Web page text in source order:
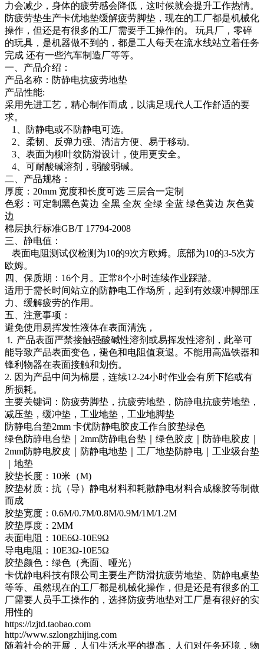
力会减少，身体的疲劳感会降低，这时候就会提升工作热情。
防疲劳垫生产卡优地垫缓解疲劳脚垫，现在的工厂都是机械化
操作，但还是有很多的工厂需要手工操作的。 玩具厂，零碎
的玩具，是机器做不到的，都是工人每天在流水线站立着任务
完成 还有一些汽车制造厂等等。
一、产品介绍：
产品名称：防静电抗疲劳地垫
产品性能:
采用先进工艺，精心制作而成，以满足现代人工作舒适的要
求。
1、防静电或不防静电可选。
2、柔韧、反弹力强、清洁方便、易于移动。
3、表面为柳叶纹防滑设计，使用更安全。
4、可耐酸碱溶剂，弱酸弱碱。
二、产品规格：
厚度：20mm 宽度和长度可选 三层合一定制
色彩：可定制黑色黄边 全黑 全灰 全绿 全蓝 绿色黄边 灰色黄
边
棉层执行标准GB/T 17794-2008
三、静电值：
表面电阻测试仪检测为10的9次方欧姆。底部为10的3-5次方
欧姆。
四、保质期：16个月。正常8个小时连续作业踩踏。
适用于需长时间站立的防静电工作场所，起到有效缓冲脚部压
力、缓解疲劳的作用。
五、注意事项：
避免使用易挥发性液体在表面清洗，
⒈ 产品表面严禁接触强酸碱性溶剂或易挥发性溶剂，此举可
能导致产品表面变色，褪色和电阻值衰退。不能用高温铁器和
锋利物器在表面接触和划伤。
2. 因为产品中间为棉层，连续12-24小时作业会有所下陷或有
所损耗。
主要关键词：防疲劳脚垫，抗疲劳地垫，防静电抗疲劳地垫，
减压垫，缓冲垫，工业地垫，工业地脚垫
防静电台垫2mm 卡优防静电胶皮工作台胶垫绿色
绿色防静电台垫｜2mm防静电台垫｜绿色胶皮｜防静电胶皮｜
2mm防静电胶皮｜防静电地垫｜工厂地垫防静电｜工业级台垫
｜地垫
胶垫长度：10米（M)
胶垫材质：抗（导）静电材料和耗散静电材料合成橡胶等制做
而成
胶垫宽度：0.6M/0.7M/0.8M/0.9M/1M/1.2M
胶垫厚度：2MM
表面电阻：10E6Ω-10E9Ω
导电电阻：10E3Ω-10E5Ω
胶垫颜色：绿色（亮面、哑光）
卡优静电科技有限公司主要生产防滑抗疲劳地垫、防静电桌垫
等等、虽然现在的工厂都是机械化操作，但是还是有很多的工
厂需要人员手工操作的，选择防疲劳地垫对工厂是有很好的实
用性的
https://lzjtd.taobao.com
http://www.szlongzhijing.com
随着社会的开展，人们生活水平的提高，人们对任务环境，物